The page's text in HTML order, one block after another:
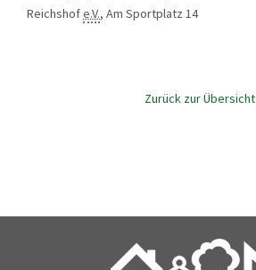
Reichshofe.V., Am Sportplatz 14
Zurück zur Übersicht